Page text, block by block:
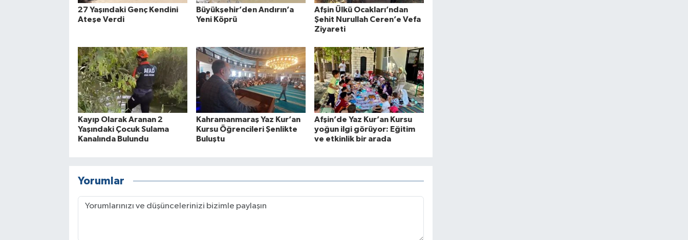
27 Yaşındaki Genç Kendini
Ateşe Verdi
Büyükşehir’den Andırın’a
Yeni Köprü
Afşin Ülkü Ocakları’ndan
Şehit Nurullah Ceren’e Vefa
Ziyareti
Kayıp Olarak Aranan 2
Yaşındaki Çocuk Sulama
Kanalında Bulundu
Kahramanmaraş Yaz Kur’an
Kursu Öğrencileri Şenlikte
Buluştu
Afşin’de Yaz Kur’an Kursu
yoğun ilgi görüyor: Eğitim
ve etkinlik bir arada
Yorumlar